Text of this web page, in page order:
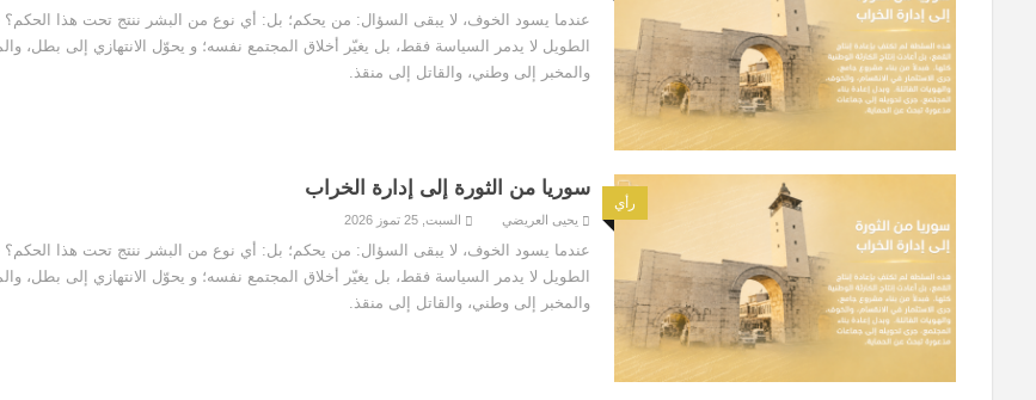
عندما يسود الخوف، لا يبقى السؤال: من يحكم؛ بل: أي نوع من البشر ننتج تحت هذا الحكم؟
الطويل لا يدمر السياسة فقط، بل يغيّر أخلاق المجتمع نفسه؛ و يحوّل الانتهازي إلى بطل،
والمخبر إلى وطني، والقاتل إلى منقذ.
رأي
سوريا من الثورة إلى إدارة الخراب
يحيى العريضي السبت, 25 تموز 2026
عندما يسود الخوف، لا يبقى السؤال: من يحكم؛ بل: أي نوع من البشر ننتج تحت هذا الحكم؟
الطويل لا يدمر السياسة فقط، بل يغيّر أخلاق المجتمع نفسه؛ و يحوّل الانتهازي إلى بطل،
والمخبر إلى وطني، والقاتل إلى منقذ.